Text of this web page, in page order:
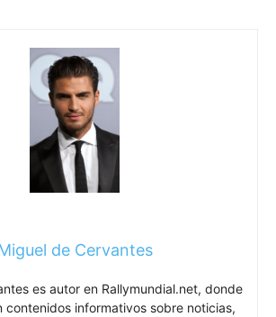
de Cervantes
es autor en Rallymundial.net, donde
contenidos informativos sobre noticias,